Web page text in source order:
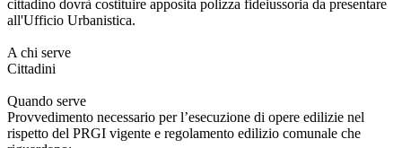
cittadino dovrà costituire apposita polizza fideiussoria da presentare
all'Ufficio Urbanistica.
A chi serve
Cittadini
Quando serve
Provvedimento necessario per l’esecuzione di opere edilizie nel
rispetto del PRGI vigente e regolamento edilizio comunale che